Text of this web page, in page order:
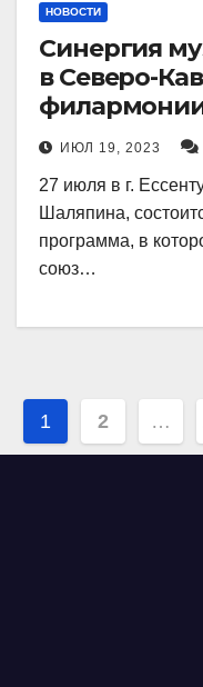
НОВОСТИ
Синергия
в Северо-
ИЮЛ 19, 2023
27 июля в г.
Шаляпина,
программа, в
союз…
по
1 2 …